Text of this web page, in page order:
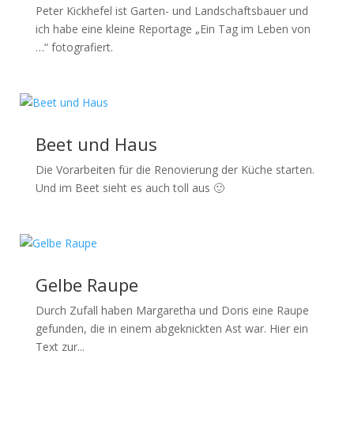
Peter Kickhefel ist Garten- und Landschaftsbauer und
ich habe eine kleine Reportage „Ein Tag im Leben von
…“ fotografiert.
Beet und Haus
Die Vorarbeiten für die Renovierung der Küche starten.
Und im Beet sieht es auch toll aus 🙂
Gelbe Raupe
Durch Zufall haben Margaretha und Doris eine Raupe
gefunden, die in einem abgeknickten Ast war. Hier ein
Text zur...